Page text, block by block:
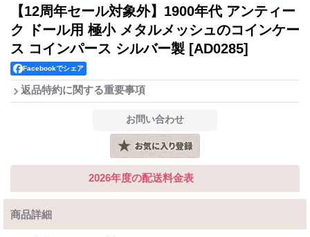
【12周年セール対象外】1900年代 アンティー
ク ドール用 極小 メタルメッシュのコインケー
ス コインパース シルバー製 [AD0285]
Facebookでシェア
返品特約に関する重要事項
2026年度の配送料金表
商品詳細